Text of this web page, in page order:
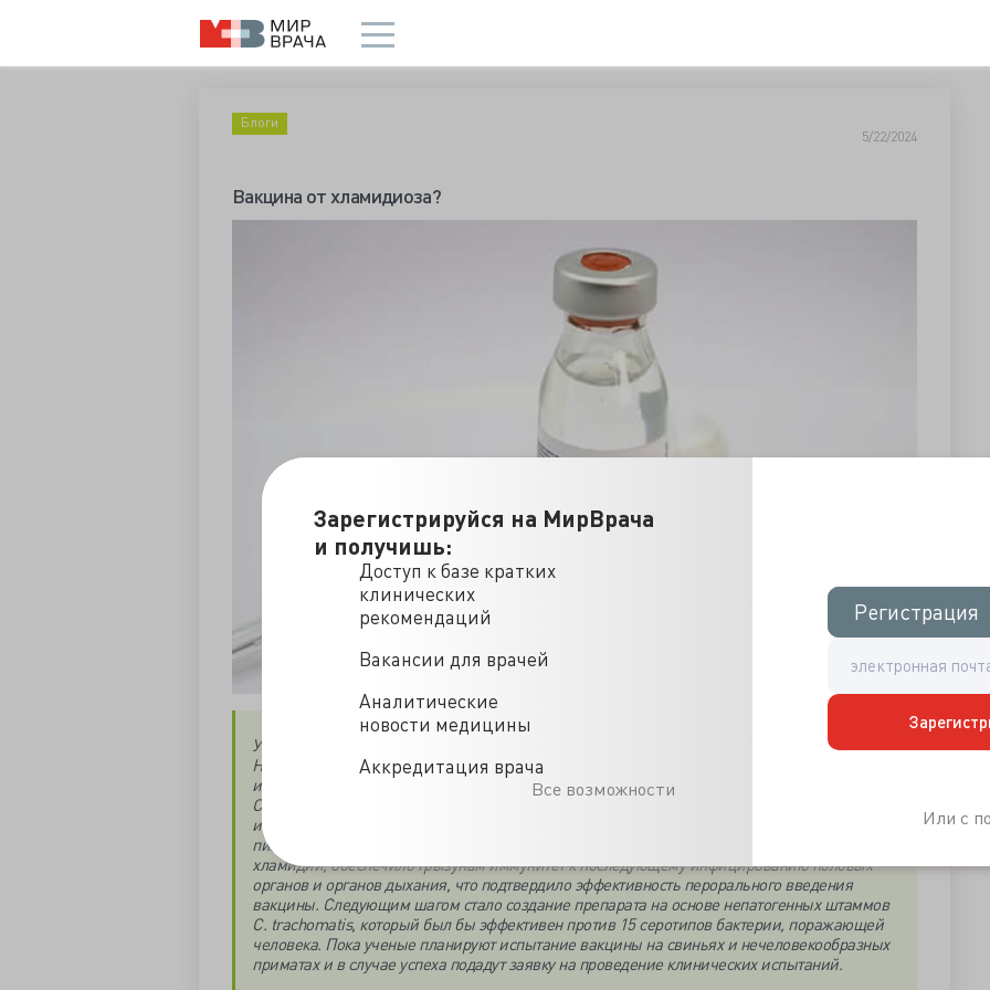
Зарегистрируйся на МирВрача
и получишь:
Доступ к базе кратких
клинических
рекомендаций
Вакансии для врачей
Аналитические
новости медицины
Аккредитация врача
Все возможности
Регистрация
Регистрация
Или с
Блоги
5/22/2024
Вакцина от хламидиоза?
Ученые из Техасского университета в Сан-Антонио (США) получили пятилетний грант от
Национальных институтов здравоохранения США на проведение доклинических
испытаний пероральной вакцины от хламидиоза — заболевания, вызываемого бактерией
Chlamydia trachomatis и передающегося половым путем. Работая с хламидийной
инфекцией у мышей, исследователи столкнулись с колонизацией бактериями
пищеварительного тракта животных. Введение через рот препарата, содержащего
хламидий, обеспечило грызунам иммунитет к последующему инфицированию половых
органов и органов дыхания, что подтвердило эффективность перорального введения
вакцины. Следующим шагом стало создание препарата на основе непатогенных штаммов
C. trachomatis, который был бы эффективен против 15 серотипов бактерии, поражающей
человека. Пока ученые планируют испытание вакцины на свиньях и нечеловекообразных
приматах и в случае успеха подадут заявку на проведение клинических испытаний.